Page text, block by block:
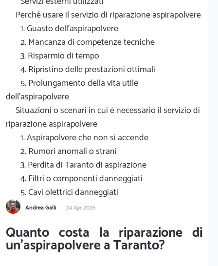
Perché usare il servizio di riparazione aspirapolvere
1. Guasto dell'aspirapolvere
2. Mancanza di competenze tecniche
3. Risparmio di tempo
4. Ripristino delle prestazioni ottimali
5. Prolungamento della vita utile
dell'aspirapolvere
Situazioni o scenari in cui è necessario il servizio di
riparazione aspirapolvere
1. Aspirapolvere che non si accende
2. Rumori anomali o strani
3. Perdita di Taranto di aspirazione
4. Filtri o componenti danneggiati
5. Cavi olettrici danneggiati
Andrea Galli 24 Apr 2026
Quanto costa la riparazione di
un'aspirapolvere a Taranto?